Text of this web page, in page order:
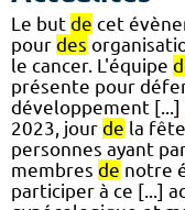
Le but de cet
pour des
le cancer. L'équipe
présente pour
développement
2023, jour de la fête
personnes ayant
membres de notre
participer à ce [...]